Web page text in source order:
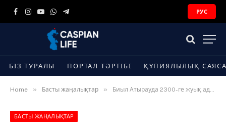
Facebook
Instagram
YouTube
WhatsApp
Telegram
РУС
БІЗ ТУРАЛЫ ПОРТАЛ ТӘРТІБІ ҚҰПИЯЛЫЛЫҚ
Home » Басты жаңалықтар » Биыл Атырауда 2300-ге жуық адам жүрек ауруымен тіркелді
БАСТЫ ЖАҢАЛЫҚТАР